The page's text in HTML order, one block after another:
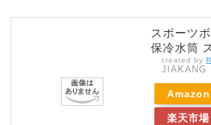
スポーツ
保冷水筒
created by
JIAKANG
Amazon
楽天市場